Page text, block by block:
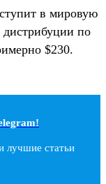
в мировую
дистрибуции по
$230.
лучшие статьи